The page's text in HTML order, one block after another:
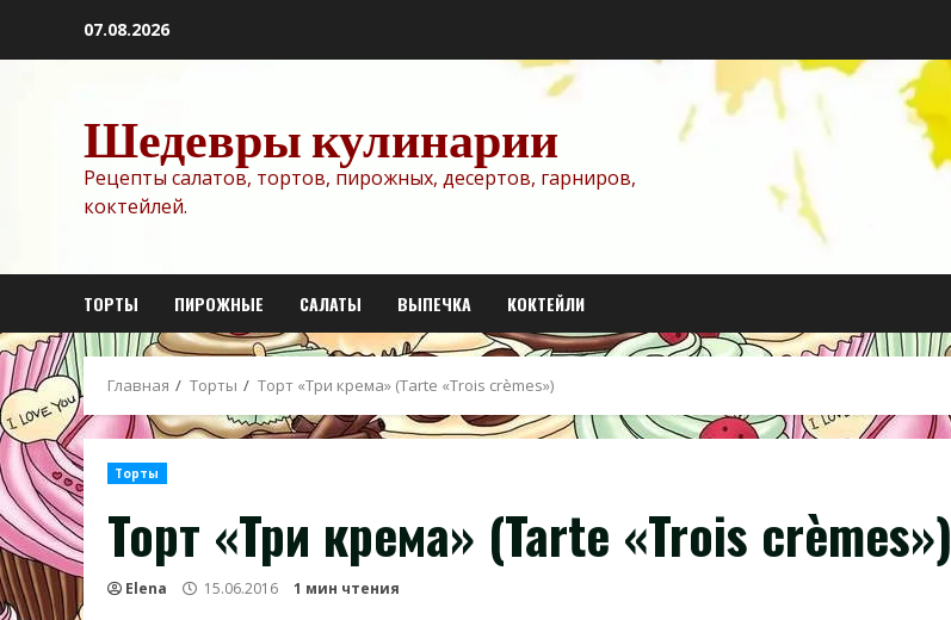
07.08.2026
Шедевры кулинарии
Рецепты салатов, тортов, пирожных, десертов, гарниров,
коктейлей.
ТОРТЫ ПИРОЖНЫЕ САЛАТЫ ВЫПЕЧКА КОКТЕЙЛИ
Главная Торты Торт «Три крема» (Tarte «Trois crèmes»)
Торты
Торт «Три крема» (Tarte «Trois crèmes»)
Elena 15.06.2016 1 мин чтения